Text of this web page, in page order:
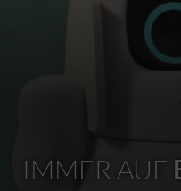
IMMER AUF